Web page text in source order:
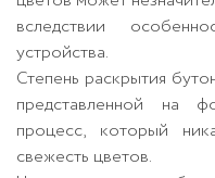
вследствии
устройства.
Степень раскрытия
представленной на
процесс, который
свежесть цветов.